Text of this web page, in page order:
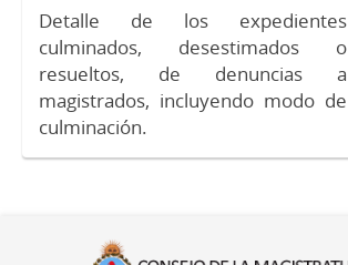
Detalle de los expedientes
culminados, desestimados o
resueltos, de denuncias a
magistrados, incluyendo modo de
culminación.